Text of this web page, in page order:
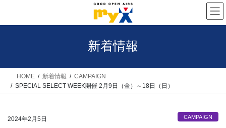
新着情報
HOME 新着情報
CAMPAIGN
SPECIAL SELECT WEEK開催 2月9日（金）～18日（日）
2024年2月5日 CAMPAIGN